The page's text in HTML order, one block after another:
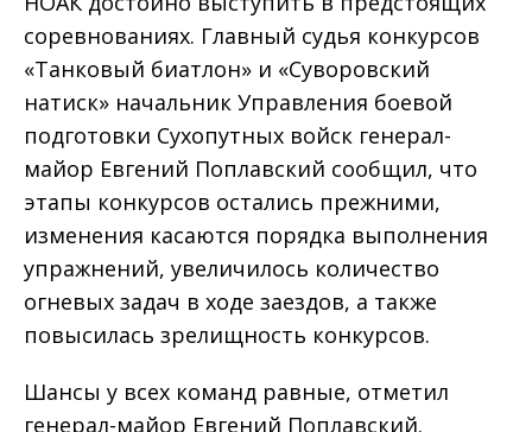
соревнованиях. Главный судья конкурсов
«Танковый биатлон» и «Суворовский
натиск» начальник Управления боевой
подготовки Сухопутных войск генерал-
майор Евгений Поплавский сообщил, что
этапы конкурсов остались прежними,
изменения касаются порядка выполнения
упражнений, увеличилось количество
огневых задач в ходе заездов, а также
повысилась зрелищность конкурсов.
Шансы у всех команд равные, отметил
генерал-майор Евгений Поплавский.